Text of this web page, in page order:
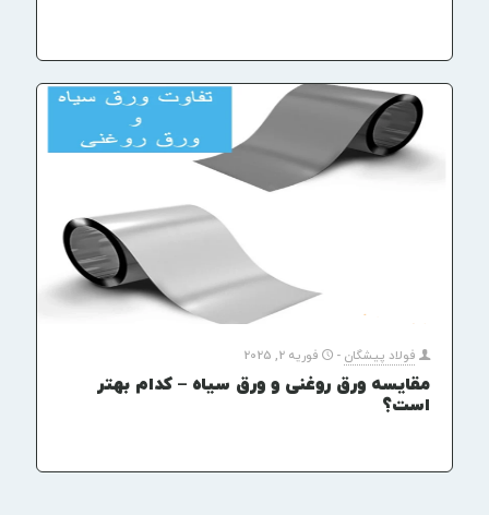
فولاد پیشگان - فوریه 2, 2025
مقایسه ورق روغنی و ورق سیاه – کدام بهتر
است؟